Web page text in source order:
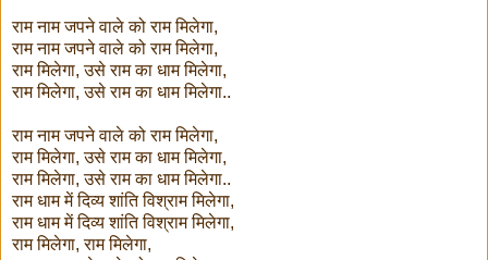
राम नाम जपने वाले को राम मिलेगा,
राम नाम जपने वाले को राम मिलेगा,
राम मिलेगा, उसे राम का धाम मिलेगा,
राम मिलेगा, उसे राम का धाम मिलेगा..
राम नाम जपने वाले को राम मिलेगा,
राम मिलेगा, उसे राम का धाम मिलेगा,
राम मिलेगा, उसे राम का धाम मिलेगा..
राम धाम में दिव्य शांति विश्राम मिलेगा,
राम धाम में दिव्य शांति विश्राम मिलेगा,
राम मिलेगा, राम मिलेगा,